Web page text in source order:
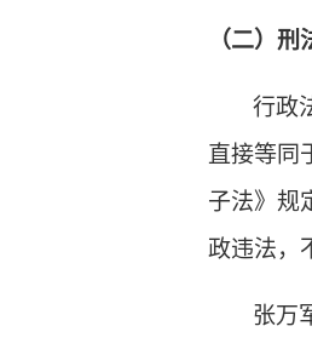
（二）
行政
直接等同
子法》规
政违法，
张万